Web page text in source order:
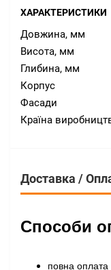
ХАРАКТЕРИСТИКИ
Довжина, мм
Висота, мм
Глибина, мм
Корпус
Фасади
Країна
Доставка /
Способи
повна